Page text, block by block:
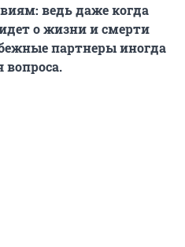
ведь даже когда
о жизни и смерти
партнеры иногда
вопроса.